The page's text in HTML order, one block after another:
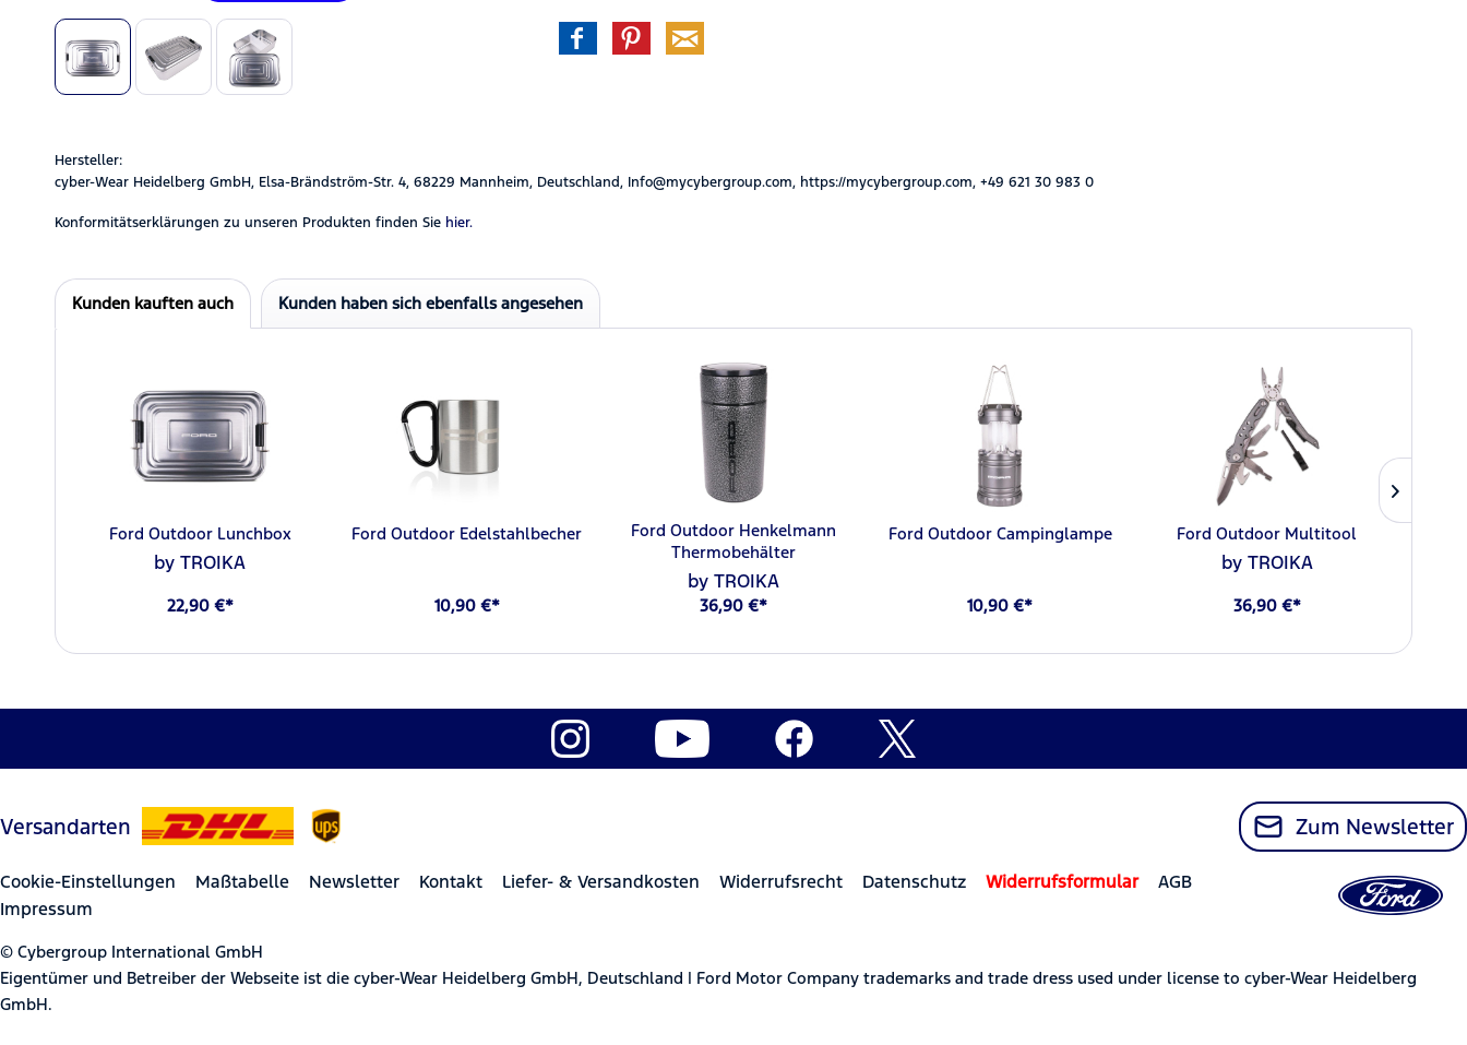
Hersteller:
cyber-Wear Heidelberg GmbH, Elsa-Brändström-Str. 4, 68229 Mannheim, Deutschland, Info@mycybergroup.com, https://mycybergroup.com, +49 621 30 983 0
Konformitätserklärungen zu unseren Produkten finden Sie hier.
Kunden kauften auch Kunden haben sich ebenfalls angesehen
Ford Outdoor Lunchbox
by TROIKA
22,90 €*
Ford Outdoor Edelstahlbecher
10,90 €*
Ford Outdoor Henkelmann
Thermobehälter
by TROIKA
36,90 €*
Ford Outdoor Campinglampe
10,90 €*
Ford Outdoor Multitool
by TROIKA
36,90 €*
Versandarten Zum Newsletter
Cookie-Einstellungen Maßtabelle Newsletter Kontakt Liefer- & Versandkosten Widerrufsrecht Datenschutz Widerrufsformular
AGB
Impressum
© Cybergroup International GmbH
Eigentümer und Betreiber der Webseite ist die cyber-Wear Heidelberg GmbH, Deutschland | Ford Motor Company trademarks and trade dress used under license to cyber-Wear Heidelberg
GmbH.